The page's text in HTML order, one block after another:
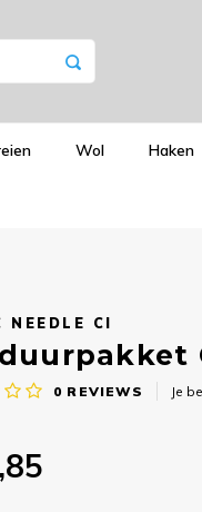
Wol Haken
NEEDLE CI
0 REVIEWS Je